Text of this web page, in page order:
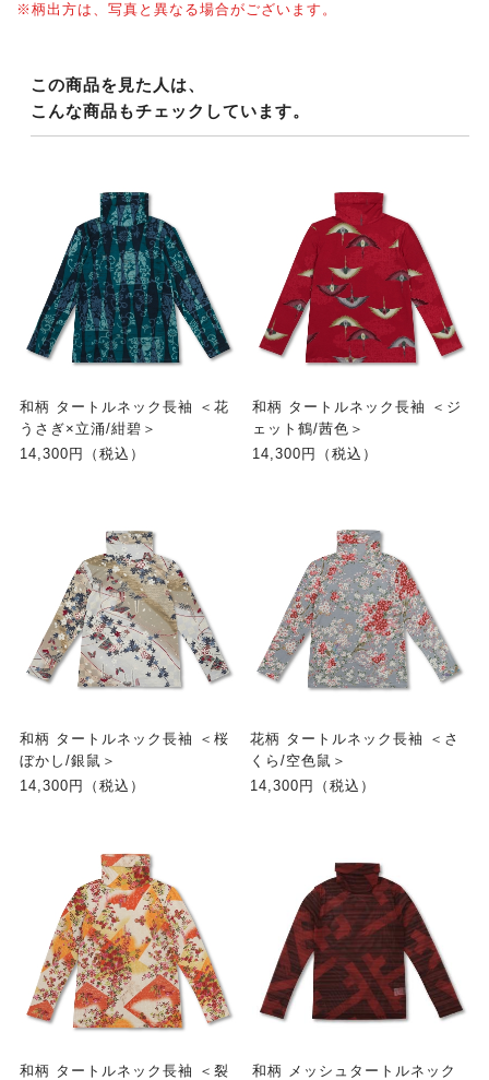
※柄出方は、写真と異なる場合がございます。
この商品を見た人は、
こんな商品もチェックしています。
和柄 タートルネック長袖 ＜花
うさぎ×立涌/紺碧＞
14,300円（税込）
和柄 タートルネック長袖 ＜ジ
ェット鶴/茜色＞
14,300円（税込）
和柄 タートルネック長袖 ＜桜
ぼかし/銀鼠＞
14,300円（税込）
花柄 タートルネック長袖 ＜さ
くら/空色鼠＞
14,300円（税込）
和柄 タートルネック長袖 ＜裂
和柄 メッシュタートルネック